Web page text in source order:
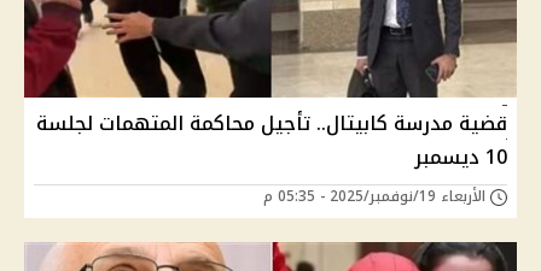
قضية مدرسة كابيتال.. تأجيل محاكمة المتهمات لجلسة
10 ديسمبر
الأربعاء 19/نوفمبر/2025 - 05:35 م